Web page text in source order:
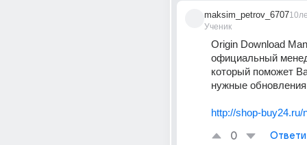
maksim_petrov_6707
Ученик
Origin Download
официальный
который поможет
нужные
http://shop-buy24.ru/
0